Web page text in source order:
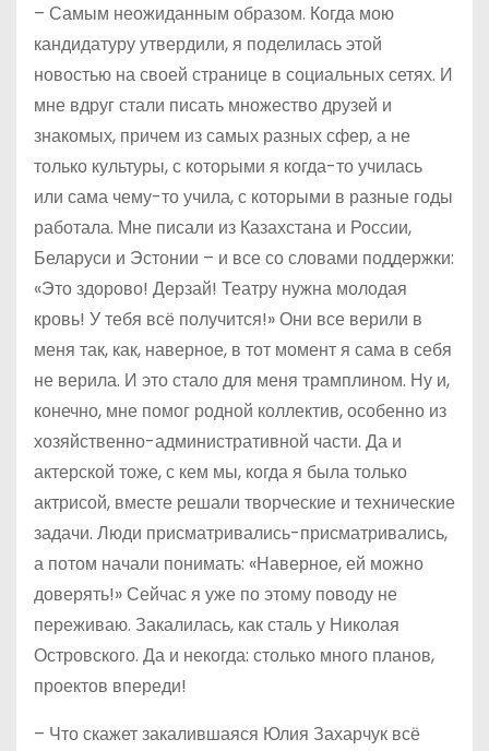
– Самым неожиданным образом. Когда мою
кандидатуру утвердили, я поделилась этой
новостью на своей странице в социальных сетях. И
мне вдруг стали писать множество друзей и
знакомых, причем из самых разных сфер, а не
только культуры, с которыми я когда-то училась
или сама чему-то учила, с которыми в разные годы
работала. Мне писали из Казахстана и России,
Беларуси и Эстонии – и все со словами поддержки:
«Это здорово! Дерзай! Театру нужна молодая
кровь! У тебя всё получится!» Они все верили в
меня так, как, наверное, в тот момент я сама в себя
не верила. И это стало для меня трамплином. Ну и,
конечно, мне помог родной коллектив, особенно из
хозяйственно-административной части. Да и
актерской тоже, с кем мы, когда я была только
актрисой, вместе решали творческие и технические
задачи. Люди присматривались-присматривались,
а потом начали понимать: «Наверное, ей можно
доверять!» Сейчас я уже по этому поводу не
переживаю. Закалилась, как сталь у Николая
Островского. Да и некогда: столько много планов,
проектов впереди!
– Что скажет закалившаяся Юлия Захарчук всё